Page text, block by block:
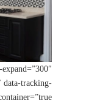
data-tracking-